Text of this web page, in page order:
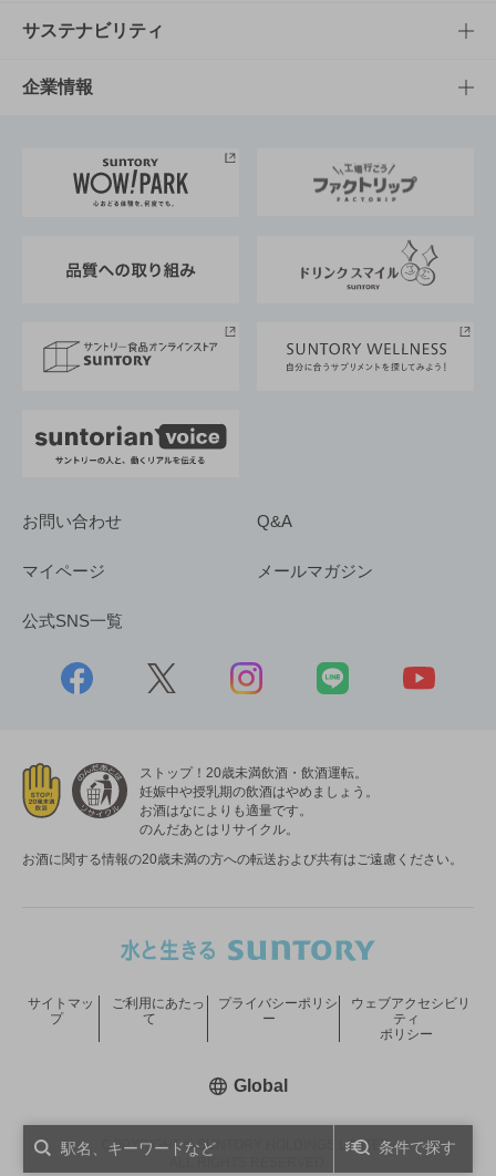
条件で探す
商品発売情報
栄養成分一覧
キャンペーン
工場見学
地域情報
文化・スポーツTOP
サントリーホール
サントリーサンバーズ大阪
サステナビリティ
サステナビリティTOP
サントリーが考えるサステナビリティ経営
企業情報
企業概要
採用情報
お問い合わせ Q&A
マイページ メールマガジン
公式SNS一覧
ストップ！20歳未満飲酒・飲酒運転。
妊娠中や授乳期の飲酒はやめましょう。
お酒はなによりも適量です。
のんだあとはリサイクル。
お酒に関する情報の20歳未満の方への転送および共有はご遠慮ください。
COPYRIGHT © SUNTORY HOLDINGS LIMITED.
サイトマッ
プ
ご利用にあたっ
て
プライバシーポリシ
ー
ウェブアクセシビリ
ティ
ポリシー
Global新しいウィンドウで開く